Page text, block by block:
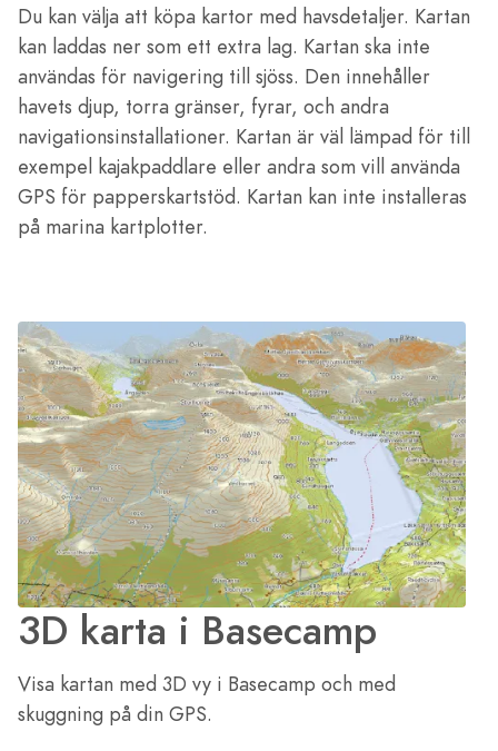
Du kan välja att köpa kartor med havsdetaljer. Kartan
kan laddas ner som ett extra lag. Kartan ska inte
användas för navigering till sjöss. Den innehåller
havets djup, torra gränser, fyrar, och andra
navigationsinstallationer. Kartan är väl lämpad för till
exempel kajakpaddlare eller andra som vill använda
GPS för papperskartstöd. Kartan kan inte installeras
på marina kartplotter.
3D karta i Basecamp
Visa kartan med 3D vy i Basecamp och med
skuggning på din GPS.